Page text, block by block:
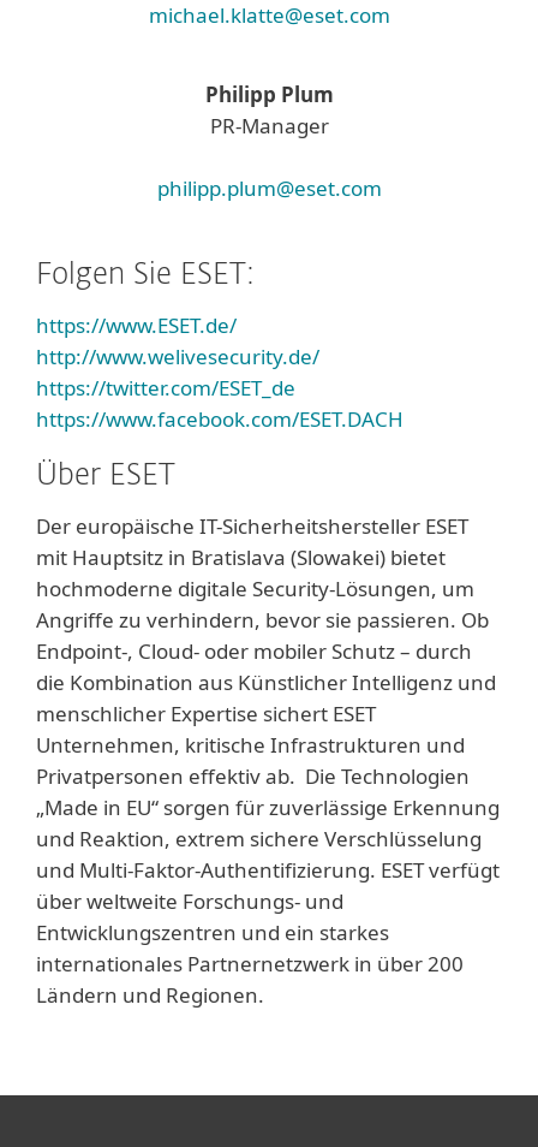
michael.klatte@eset.com
Philipp Plum
PR-Manager
philipp.plum@eset.com
Folgen Sie ESET:
https://www.ESET.de/
http://www.welivesecurity.de/
https://twitter.com/ESET_de
https://www.facebook.com/ESET.DACH
Über ESET
Der europäische IT-Sicherheitshersteller ESET
mit Hauptsitz in Bratislava (Slowakei) bietet
hochmoderne digitale Security-Lösungen, um
Angriffe zu verhindern, bevor sie passieren. Ob
Endpoint-, Cloud- oder mobiler Schutz – durch
die Kombination aus Künstlicher Intelligenz und
menschlicher Expertise sichert ESET
Unternehmen, kritische Infrastrukturen und
Privatpersonen effektiv ab. Die Technologien
„Made in EU“ sorgen für zuverlässige Erkennung
und Reaktion, extrem sichere Verschlüsselung
und Multi-Faktor-Authentifizierung. ESET verfügt
über weltweite Forschungs- und
Entwicklungszentren und ein starkes
internationales Partnernetzwerk in über 200
Ländern und Regionen.